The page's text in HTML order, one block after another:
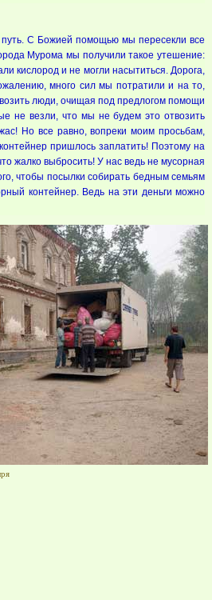
путь. С Божией помощью мы пересекли все
Мурома мы получили такое утешение:
кислород и не могли насытиться. Дорога,
много сил мы потратили и на то,
люди, очищая под предлогом помощи
не везли, что мы не будем это отвозить
Но все равно, вопреки моим просьбам,
пришлось заплатить! Поэтому на
жалко выбросить! У нас ведь не мусорная
чтобы посылки собирать бедным семьям
контейнер. Ведь на эти деньги можно